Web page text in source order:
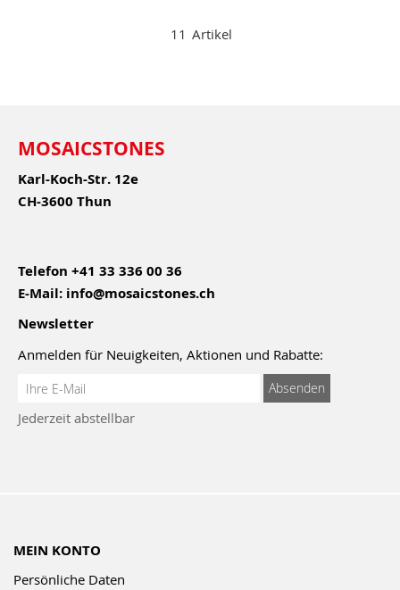
11 Artikel
MOSAICSTONES
Karl-Koch-Str. 12e
CH-3600 Thun
Telefon +41 33 336 00 36
E-Mail: info@mosaicstones.ch
Newsletter
Anmelden für Neuigkeiten, Aktionen und Rabatte:
Anmeldung
Newsletter:
Absenden
Jederzeit abstellbar
MEIN KONTO
Persönliche Daten